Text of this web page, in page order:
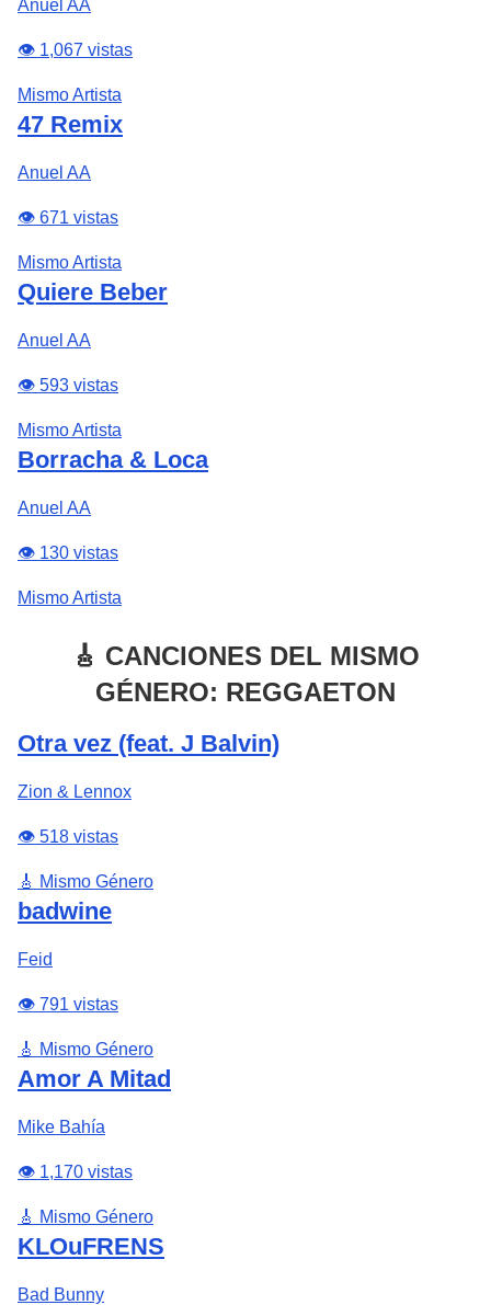
Anuel AA
👁️ 1,067 vistas
Mismo Artista
47 Remix
Anuel AA
👁️ 671 vistas
Mismo Artista
Quiere Beber
Anuel AA
👁️ 593 vistas
Mismo Artista
Borracha & Loca
Anuel AA
👁️ 130 vistas
Mismo Artista
🎸 CANCIONES DEL MISMO
GÉNERO: REGGAETON
Otra vez (feat. J Balvin)
Zion & Lennox
👁️ 518 vistas
🎸 Mismo Género
badwine
Feid
👁️ 791 vistas
🎸 Mismo Género
Amor A Mitad
Mike Bahía
👁️ 1,170 vistas
🎸 Mismo Género
KLOuFRENS
Bad Bunny